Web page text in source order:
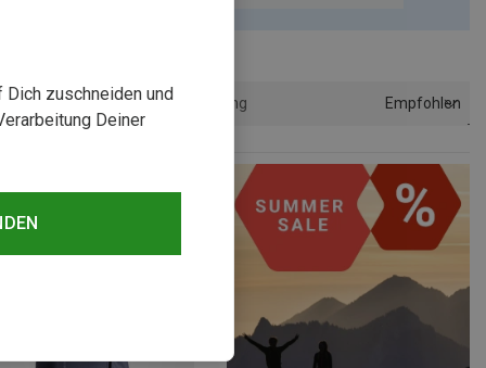
Sortierung Empfohlen
zuschneiden und
Deiner